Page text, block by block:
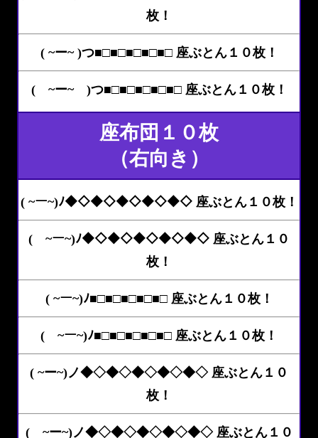
枚！
( ~ー~ )つ■□■□■□■□■□ 座ぶとん１０枚！
( ~ー~ )つ■□■□■□■□■□ 座ぶとん１０枚！
座布団１０枚
（右向き）
( ~ー~)ﾉ◆◇◆◇◆◇◆◇◆◇ 座ぶとん１０枚！
( ~ー~)ﾉ◆◇◆◇◆◇◆◇◆◇ 座ぶとん１０
枚！
( ~ー~)ﾉ■□■□■□■□■□ 座ぶとん１０枚！
( ~ー~)ﾉ■□■□■□■□■□ 座ぶとん１０枚！
( ~ー~)ノ◆◇◆◇◆◇◆◇◆◇ 座ぶとん１０
枚！
( ~ー~)ノ◆◇◆◇◆◇◆◇◆◇ 座ぶとん１０